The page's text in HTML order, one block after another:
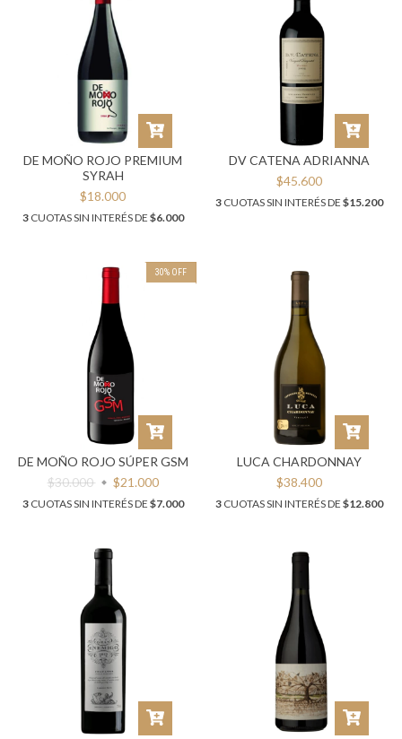
DE MOÑO ROJO PREMIUM
SYRAH
$18.000
3CUOTAS SIN INTERÉS DE $6.000
DV CATENA ADRIANNA
$45.600
3 CUOTAS SIN INTERÉS DE $15.200
30% OFF
DE MOÑO ROJO SÚPER GSM
$30.000
$21.000
3CUOTAS SIN INTERÉS DE $7.000
LUCA CHARDONNAY
$38.400
3 CUOTAS SIN INTERÉS DE $12.800